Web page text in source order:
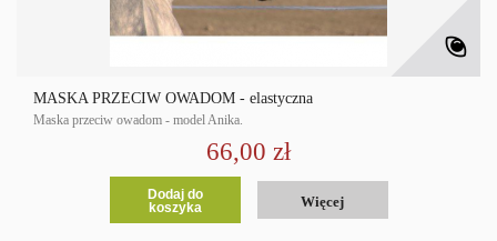
MASKA PRZECIW OWADOM - elastyczna
Maska przeciw owadom - model Anika.
66,00 zł
Dodaj do
koszyka
Więcej